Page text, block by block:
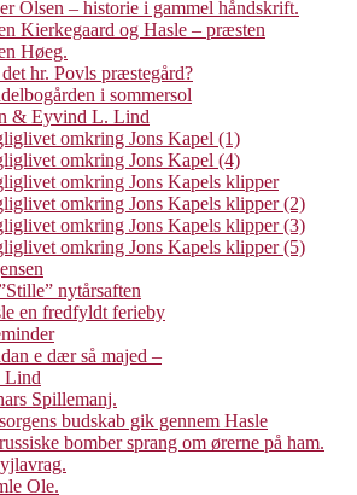
Olsen – historie i gammel håndskrift.
Kierkegaard og Hasle – præsten
Høeg.
hr. Povls præstegård?
i sommersol
& Eyvind L. Lind
omkring Jons Kapel (1)
omkring Jons Kapel (4)
omkring Jons Kapels klipper
omkring Jons Kapels klipper (2)
omkring Jons Kapels klipper (3)
omkring Jons Kapels klipper (5)
nytårsaften
en fredfyldt ferieby
e dær så majed –
Lind
Spillemanj.
budskab gik gennem Hasle
bomber sprang om ørerne på ham.
Ole.